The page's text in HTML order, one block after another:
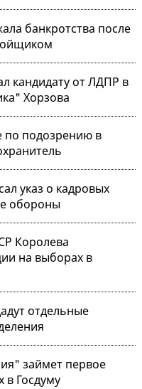
банкротства после
кандидату от ЛДПР в
Хорзова
по подозрению в
указ о кадровых
обороны
Королева
на выборах в
отдельные
займет первое
в Госдуму